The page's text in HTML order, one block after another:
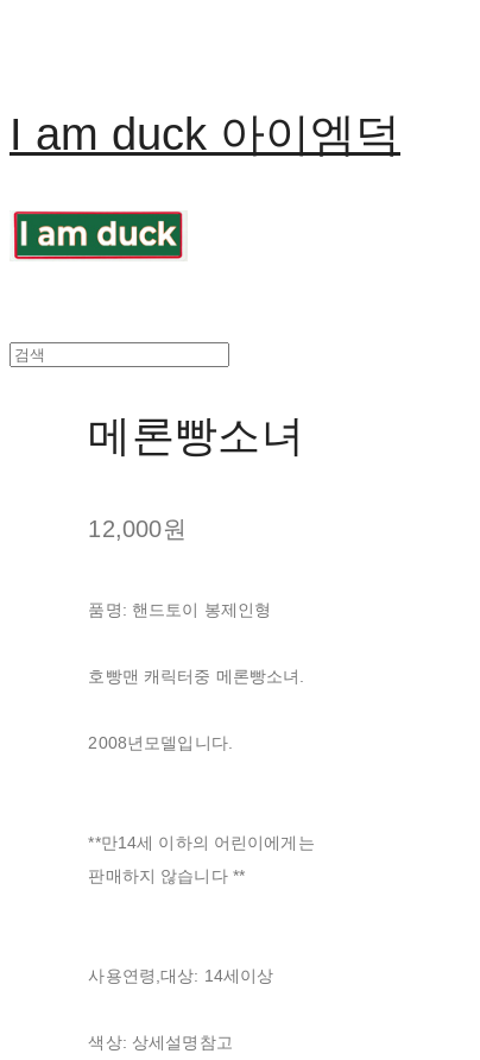
I am duck 아이엠덕
메론빵소녀
12,000원
품명: 핸드토이 봉제인형
호빵맨 캐릭터중 메론빵소녀.
2008년모델입니다.
**만14세 이하의 어린이에게는
판매하지 않습니다 **
사용연령,대상: 14세이상
색상: 상세설명참고